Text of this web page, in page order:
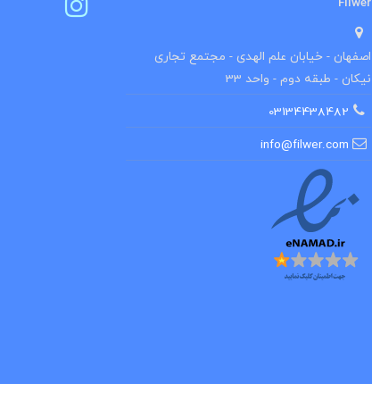
Filwer
اصفهان - خیابان علم الهدی - مجتمع تجاری
نیکان - طبقه دوم - واحد 33
03134438482
info@filwer.com